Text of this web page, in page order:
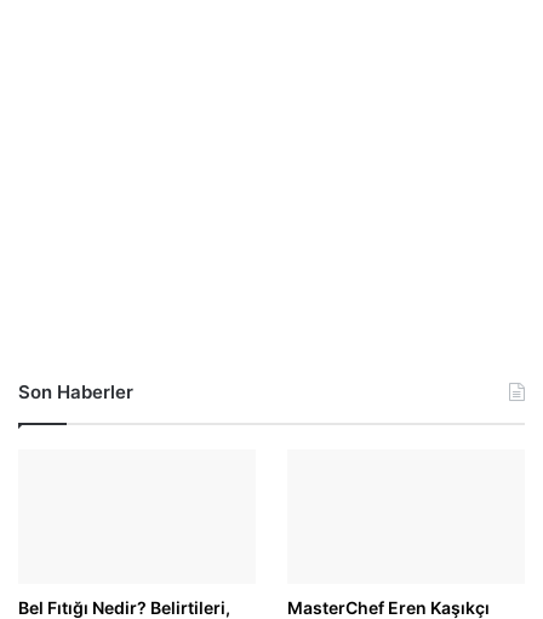
Son Haberler
Bel Fıtığı Nedir? Belirtileri,
MasterChef Eren Kaşıkçı